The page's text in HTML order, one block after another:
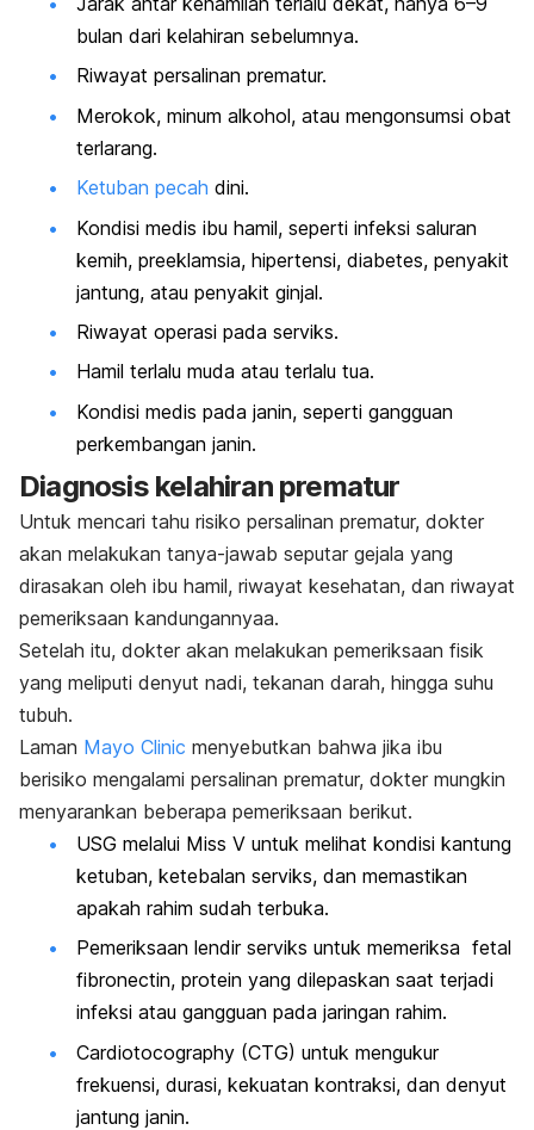
bulan dari kelahiran sebelumnya.
Riwayat persalinan prematur.
Merokok, minum alkohol, atau mengonsumsi obat
terlarang.
Ketuban pecah dini.
Kondisi medis ibu hamil, seperti infeksi saluran
kemih, preeklamsia, hipertensi, diabetes, penyakit
jantung, atau penyakit ginjal.
Riwayat operasi pada serviks.
Hamil terlalu muda atau terlalu tua.
Kondisi medis pada janin, seperti gangguan
perkembangan janin.
Diagnosis kelahiran prematur
Untuk mencari tahu risiko persalinan prematur, dokter
akan melakukan tanya-jawab seputar gejala yang
dirasakan oleh ibu hamil, riwayat kesehatan, dan riwayat
pemeriksaan kandungannyaa.
Setelah itu, dokter akan melakukan pemeriksaan fisik
yang meliputi denyut nadi, tekanan darah, hingga suhu
tubuh.
Laman Mayo Clinic menyebutkan bahwa jika ibu
berisiko mengalami persalinan prematur, dokter mungkin
menyarankan beberapa pemeriksaan berikut.
USG melalui Miss V untuk melihat kondisi kantung
ketuban, ketebalan serviks, dan memastikan
apakah rahim sudah terbuka.
Pemeriksaan lendir serviks untuk memeriksa fetal
fibronectin, protein yang dilepaskan saat terjadi
infeksi atau gangguan pada jaringan rahim.
Cardiotocography (CTG) untuk mengukur
frekuensi, durasi, kekuatan kontraksi, dan denyut
jantung janin.